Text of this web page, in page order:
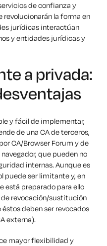
de confianza y
la forma en
jurídicas interactúan
y entidades jurídicas y
a privada:
y fácil de implementar,
de una CA de terceros,
CA/Browser Forum y de
que pueden no
internas. Aunque es
puede ser limitante y, en
está preparado para ello
revocación/sustitución
deben ser revocados
externa).
mayor flexibilidad y